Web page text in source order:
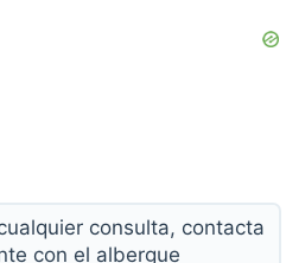
consulta, contacta
con el albergue